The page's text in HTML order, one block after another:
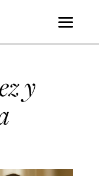
y